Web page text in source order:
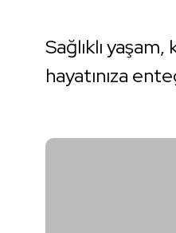
Sağlıklı
hayatınıza